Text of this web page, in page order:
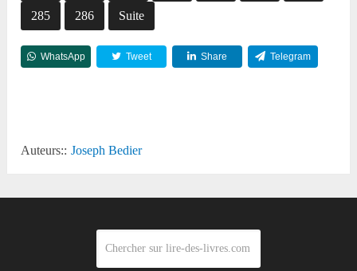
285 286 Suite
WhatsApp Tweet Share Telegram
Auteurs:: Joseph Bedier